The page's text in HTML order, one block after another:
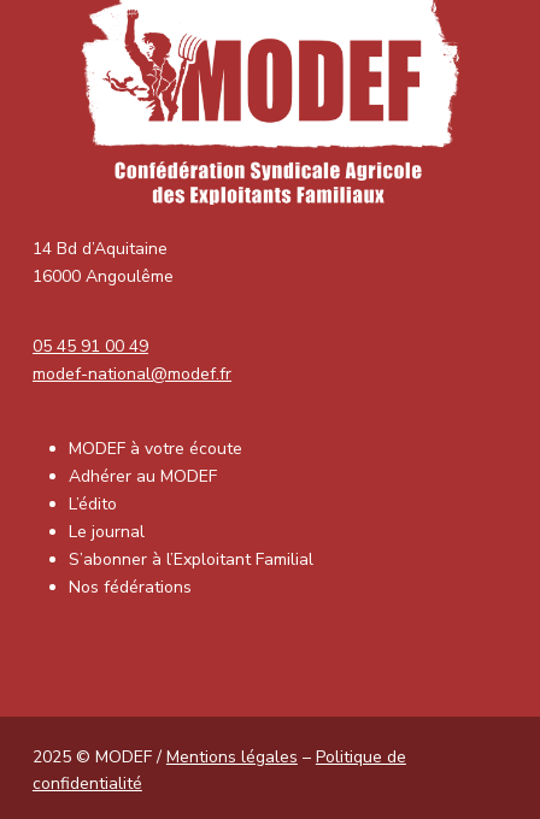
14 Bd d’Aquitaine
16000 Angoulême
05 45 91 00 49
modef-national@modef.fr
MODEF à votre écoute
Adhérer au MODEF
L’édito
Le journal
S’abonner à l’Exploitant Familial
Nos fédérations
2025 © MODEF / Mentions légales – Politique de
confidentialité